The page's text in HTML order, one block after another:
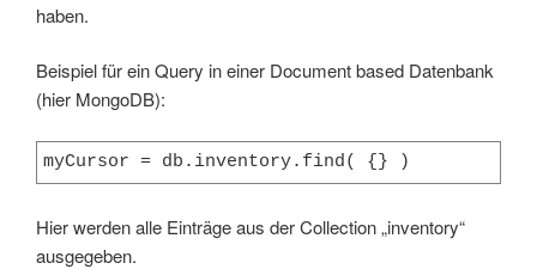
haben.
Beispiel für ein Query in einer Document based Datenbank
(hier MongoDB):
myCursor = db.inventory.find( {} )
Hier werden alle Einträge aus der Collection „inventory“
ausgegeben.